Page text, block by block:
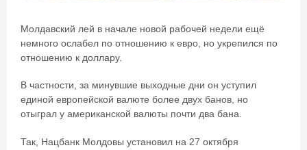
Молдавский лей в начале новой рабочей недели ещё
немного ослабел по отношению к евро, но укрепился по
отношению к доллару.
В частности, за минувшие выходные дни он уступил
единой европейской валюте более двух банов, но
отыграл у американской валюты почти два бана.
Так, Нацбанк Молдовы установил на 27 октября